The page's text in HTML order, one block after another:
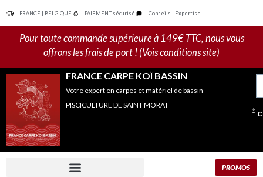
contenu
FRANCE | BELGIQUE PAIEMENT sécurisé Conseils | Expertise
Pour toute commande supérieure à 149€ TTC, nous vous
offrons les frais de port ! (Vois conditions site)
FRANCE CARPE KOÏ BASSIN
Votre expert en carpes et matériel de bassin
PISCICULTURE DE SAINT MORAT
PROMOS